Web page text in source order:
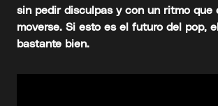
sin pedir disculpas y con un ritmo que
moverse. Si esto es el futuro del pop,
bastante bien.